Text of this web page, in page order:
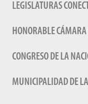
LEGISLATURAS
HONORABLE CÁMARA
CONGRESO DE LA
MUNICIPALIDAD DE